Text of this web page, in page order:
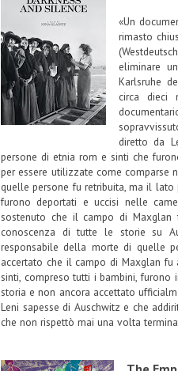
«Un
rimasto
eliminare
Karlsruhe
circa dieci
diretto da
persone di etnia rom e sinti che
per essere utilizzate come comparse
quelle persone fu retribuita, ma il
furono deportati e uccisi nelle
sostenuto che il campo di Maxglan
conoscenza di tutte le storie su
responsabile della morte di quelle
accertato che il campo di Maxglan
sinti, compreso tutti i bambini,
storia e non ancora accettato
Leni sapesse di Auschwitz e che
che non rispettò mai una volta